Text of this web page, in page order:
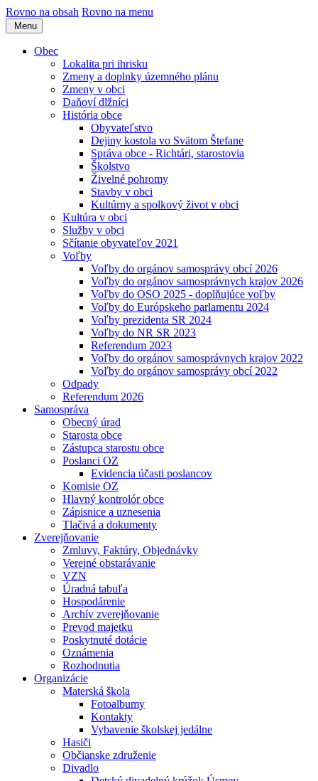
Rovno na obsah Rovno na menu
Menu
Obec
Lokalita pri ihrisku
Zmeny a doplnky územného plánu
Zmeny v obci
Daňoví dlžníci
História obce
Obyvateľstvo
Dejiny kostola vo Svätom Štefane
Správa obce - Richtári, starostovia
Školstvo
Živelné pohromy
Stavby v obci
Kultúrny a spolkový život v obci
Kultúra v obci
Služby v obci
Sčítanie obyvateľov 2021
Voľby
Voľby do orgánov samosprávy obcí 2026
Voľby do orgánov samosprávnych krajov 2026
Voľby do OSO 2025 - doplňujúce voľby
Voľby do Európskeho parlamentu 2024
Voľby prezidenta SR 2024
Voľby do NR SR 2023
Referendum 2023
Voľby do orgánov samosprávnych krajov 2022
Voľby do orgánov samosprávy obcí 2022
Odpady
Referendum 2026
Samospráva
Obecný úrad
Starosta obce
Zástupca starostu obce
Poslanci OZ
Evidencia účasti poslancov
Komisie OZ
Hlavný kontrolór obce
Zápisnice a uznesenia
Tlačivá a dokumenty
Zverejňovanie
Zmluvy, Faktúry, Objednávky
Verejné obstarávanie
VZN
Úradná tabuľa
Hospodárenie
Archív zverejňovanie
Prevod majetku
Poskytnuté dotácie
Oznámenia
Rozhodnutia
Organizácie
Materská škola
Fotoalbumy
Kontakty
Vybavenie školskej jedálne
Hasiči
Občianske združenie
Divadlo